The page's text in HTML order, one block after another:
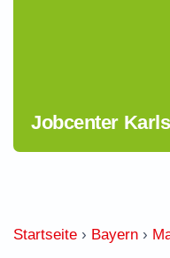
Jobcenter
Startseite › Bayern ›